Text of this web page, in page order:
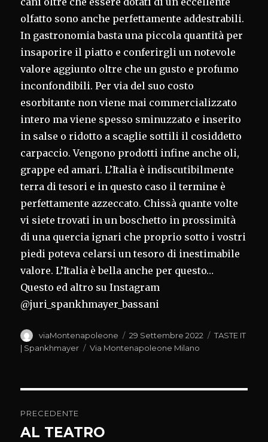
olfatto sono anche perfettamente addestrabili.
In gastronomia basta una piccola quantità per
insaporire il piatto e conferirgli un notevole
valore aggiunto oltre che un gusto e profumo
inconfondibili. Per via del suo costo
esorbitante non viene mai commercializzato
intero ma viene spesso sminuzzato e inserito
in salse o ridotto a scaglie sottili il cosiddetto
carpaccio. Vengono prodotti infine anche oli,
grappe ed amari. L’Italia è indiscutibilmente
terra di tesori e in questo caso il termine è
perfettamente azzeccato. Chissà quante volte
vi siete trovati in un boschetto in prossimità
di una quercia ignari che proprio sotto i vostri
piedi poteva celarsi un tesoro di inestimabile
valore. L’Italia è bella anche per questo…
Questo ed altro su Instagram
@juri_spankhmayer_bassani
Autore
viaMontenapoleone
Pubblicato
il
29 Settembre 2022 Categorie
TASTE IT
| Spankhmayer
Tag
Via Montenapoleone Milano
articoli
PRECEDENTE
Articolo
AL TEATRO